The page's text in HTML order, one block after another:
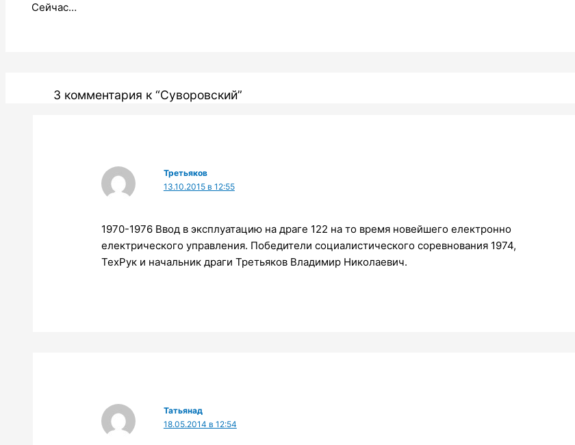
Сейчас…
3 комментария к “Суворовский”
Третьяков
13.10.2015 в 12:55
1970-1976 Ввод в эксплуатацию на драге 122 на то время новейшего електронно
електрического управления. Победители социалистического соревнования 1974,
ТехРук и начальник драги Третьяков Владимир Николаевич.
Татьянад
18.05.2014 в 12:54